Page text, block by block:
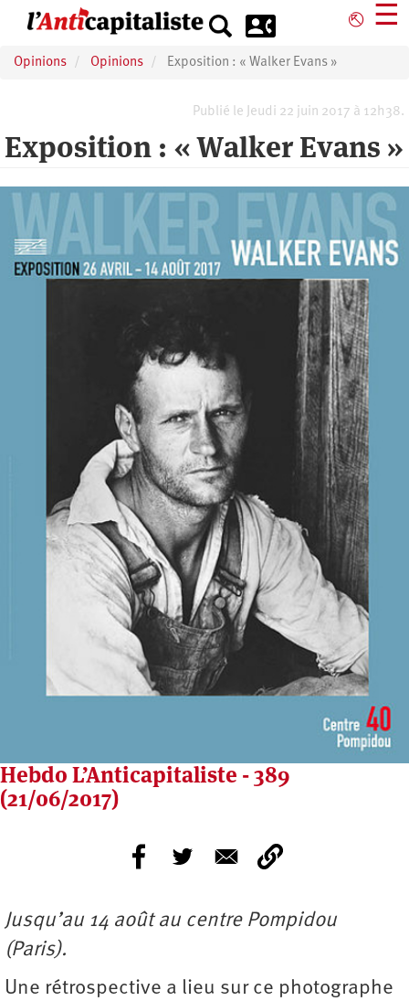
principal
⎋ ☰
Opinions Opinions Exposition : « Walker Evans »
Publié le Jeudi 22 juin 2017 à 12h38.
Exposition : « Walker Evans »
Hebdo L’Anticapitaliste - 389
(21/06/2017)
Jusqu’au 14 août au centre Pompidou
(Paris).
Une rétrospective a lieu sur ce photographe